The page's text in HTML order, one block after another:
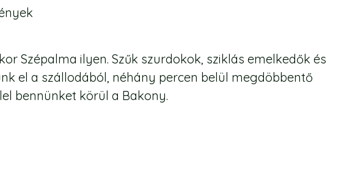
Szépalma ilyen. Szűk szurdokok, sziklás emelkedők és
el a szállodából, néhány percen belül megdöbbentő
bennünket körül a Bakony.